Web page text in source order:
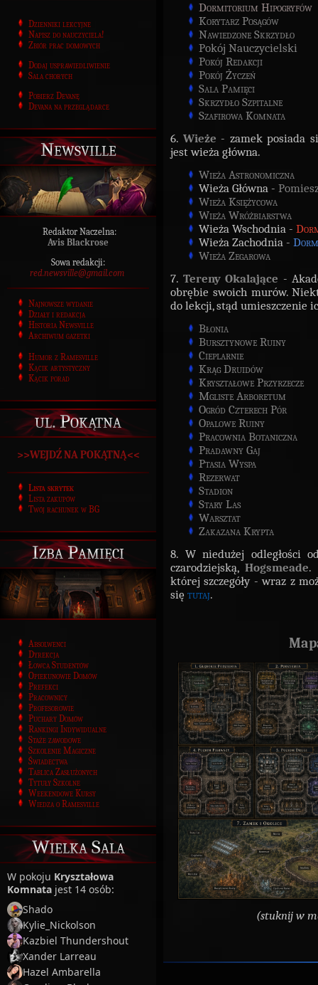
Dzienniki lekcyjne
Napisz do nauczyciela!
Zbiór prac domowych
Dodaj usprawiedliwienie
Sala chorych
Pobierz Devanę
Devana na przeglądarce
Newsville
Redaktor Naczelna:
Avis Blackrose
Sowa redakcji:
red.newsville@gmail.com
Najnowsze wydanie
Działy i redakcja
Historia Newsville
Archiwum gazetki
Humor z Ramesville
Kącik artystyczny
Kącik porad
ul. Pokątna
>>WEJDŹ NA POKĄTNĄ<<
Lista skrytek
Lista zakupów
Twój rachunek w BG
Izba Pamięci
Absolwenci
Dyrekcja
Łowca Studentów
Opiekunowie Domów
Prefekci
Pracownicy
Profesorowie
Puchary Domów
Rankingi Indywidualne
Staże zawodowe
Szkolenie Magiczne
Świadectwa
Tablica Zasłużonych
Tytuły Szkolne
Weekendowe Kursy
Wiedza o Ramesville
Wielka Sala
W pokoju Kryształowa
Komnata jest 14 osób:
Shado
Kylie_Nickolson
Kazbiel Thundershout
Xander Larreau
Hazel Ambarella
Dormitorium Hipogryfów
Korytarz Posągów
Nawiedzone Skrzydło
Pokój Nauczycielski
Pokój Redakcji
Pokój Życzeń
Sala Pamięci
Skrzydło Szpitalne
Szafirowa Komnata
6. Wieże - zamek posiada
jest wieża główna.
Wieża Astronomiczna
Wieża Główna -
Wieża Księżycowa
Wieża Wróżbiarstwa
Wieża Wschodnia -
Wieża Zachodnia -
Wieża Zegarowa
7. Tereny Okalające -
obrębie swoich murów.
do lekcji, stąd umieszczenie
Błonia
Bursztynowe Ruiny
Cieplarnie
Krąg Druidów
Kryształowe Przyrzecze
Mgliste Arboretum
Ogród Czterech Pór
Opalowe Ruiny
Pracownia Botaniczna
Pradawny Gaj
Ptasia Wyspa
Rezerwat
Stadion
Stary Las
Warsztat
Zakazana Krypta
8. W niedużej odległości
czarodziejską,Hogsmeade.
której szczegóły - wraz z
się tutaj.
(stuknij w